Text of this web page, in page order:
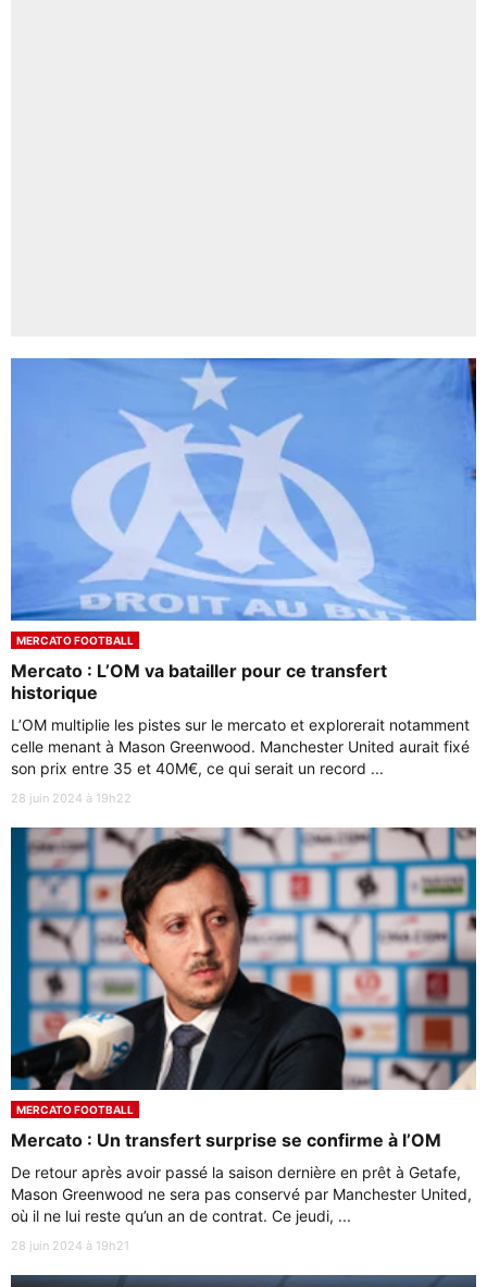
MERCATO FOOTBALL
Mercato : L’OM va batailler pour ce transfert
historique
L’OM multiplie les pistes sur le mercato et explorerait notamment
celle menant à Mason Greenwood. Manchester United aurait fixé
son prix entre 35 et 40M€, ce qui serait un record ...
28 juin 2024 à 19h22
MERCATO FOOTBALL
Mercato : Un transfert surprise se confirme à l’OM
De retour après avoir passé la saison dernière en prêt à Getafe,
Mason Greenwood ne sera pas conservé par Manchester United,
où il ne lui reste qu’un an de contrat. Ce jeudi, ...
28 juin 2024 à 19h21